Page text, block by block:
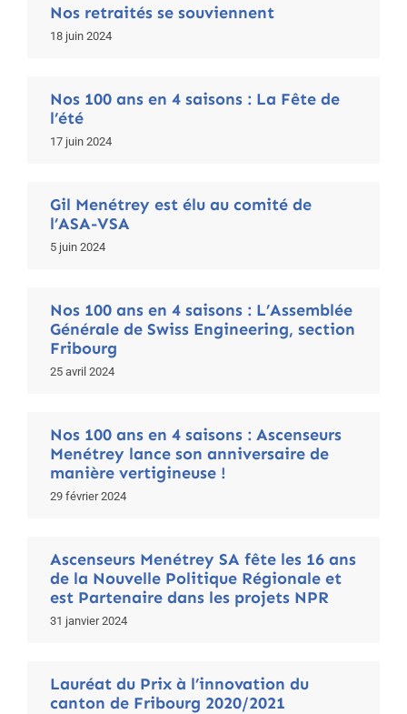
Nos retraités se souviennent
18 juin 2024
Nos 100 ans en 4 saisons : La Fête de
l’été
17 juin 2024
Gil Menétrey est élu au comité de
l’ASA-VSA
5 juin 2024
Nos 100 ans en 4 saisons : L’Assemblée
Générale de Swiss Engineering, section
Fribourg
25 avril 2024
Nos 100 ans en 4 saisons : Ascenseurs
Menétrey lance son anniversaire de
manière vertigineuse !
29 février 2024
Ascenseurs Menétrey SA fête les 16 ans
de la Nouvelle Politique Régionale et
est Partenaire dans les projets NPR
31 janvier 2024
Lauréat du Prix à l’innovation du
canton de Fribourg 2020/2021